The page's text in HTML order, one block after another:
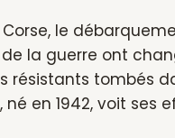
le
la guerre ont
résistants tombés
en 1942, voit ses